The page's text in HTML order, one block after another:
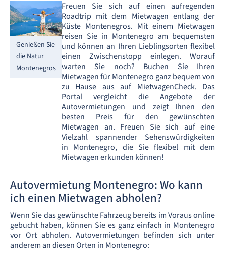
Genießen Sie
die Natur
Montenegros
Freuen Sie sich auf einen aufregenden
Roadtrip mit dem Mietwagen entlang der
Küste Montenegros. Mit einem Mietwagen
reisen Sie in Montenegro am bequemsten
und können an Ihren Lieblingsorten flexibel
einen Zwischenstopp einlegen. Worauf
warten Sie noch? Buchen Sie Ihren
Mietwagen für Montenegro ganz bequem von
zu Hause aus auf MietwagenCheck. Das
Portal vergleicht die Angebote der
Autovermietungen und zeigt Ihnen den
besten Preis für den gewünschten
Mietwagen an. Freuen Sie sich auf eine
Vielzahl spannender Sehenswürdigkeiten
in Montenegro, die Sie flexibel mit dem
Mietwagen erkunden können!
Autovermietung Montenegro: Wo kann
ich einen Mietwagen abholen?
Wenn Sie das gewünschte Fahrzeug bereits im Voraus online
gebucht haben, können Sie es ganz einfach in Montenegro
vor Ort abholen. Autovermietungen befinden sich unter
anderem an diesen Orten in Montenegro: